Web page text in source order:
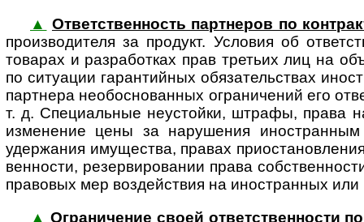
▲ Ответственность партнеров по
про­из­во­ди­теля за продукт. Условия об
товарах и разработках прав третьих лиц на
по ситуации гарантийных обязательствах
партнера необо­сно­ван­ных ограни­чений его
т. д. Специальные неустойки, штрафы, права
изменение цены за нарушения ино­стран­ным
удержания имущества, правах
венности, резервировании права
правовых мер воздействия на ино­стран­ных или
▲ Ограничение своей ответст­вен­ности